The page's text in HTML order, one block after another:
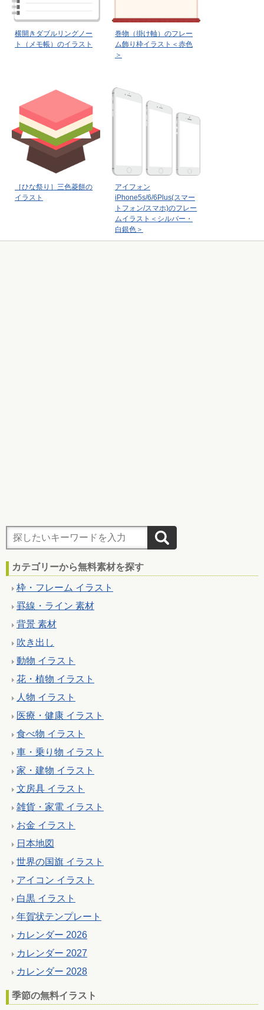
横開きダブルリングノー
ト（メモ帳）のイラスト
巻物（掛け軸）のフレー
ム飾り枠イラスト＜赤色
＞
［ひな祭り］三色菱餅の
イラスト
アイフォン
iPhone5s/6/6Plus(スマー
トフォン/スマホ)のフレー
ムイラスト＜シルバー・
白銀色＞
カテゴリーから無料素材を探す
枠・フレーム イラスト
罫線・ライン 素材
背景 素材
吹き出し
動物 イラスト
花・植物 イラスト
人物 イラスト
医療・健康 イラスト
食べ物 イラスト
車・乗り物 イラスト
家・建物 イラスト
文房具 イラスト
雑貨・家電 イラスト
お金 イラスト
日本地図
世界の国旗 イラスト
アイコン イラスト
白黒 イラスト
年賀状テンプレート
カレンダー 2026
カレンダー 2027
カレンダー 2028
季節の無料イラスト